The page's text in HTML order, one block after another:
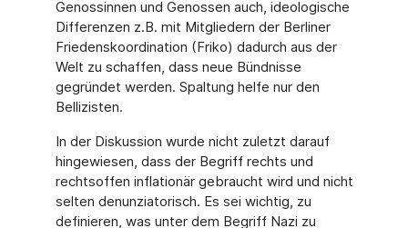
Genossinnen und Genossen auch, ideologische
Dif­ferenzen z.B. mit Mitgliedern der Berliner
Friedenskoordination (Friko) dadurch aus der
Welt zu schaffen, dass neue Bündnisse
gegründet werden. Spaltung helfe nur den
Bellizisten.
In der Diskussion wurde nicht zuletzt darauf
hingewiesen, dass der Begriff rechts und
rechtsoffen inflationär gebraucht wird und nicht
selten denunziatorisch. Es sei wichtig, zu
definieren, was unter dem Begriff Nazi zu